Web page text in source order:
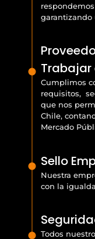
garantizando
Trabajar
Cumplimos
requisitos,
que nos
Chile,
Mercado
Sello
Nuestra
con la
Todos